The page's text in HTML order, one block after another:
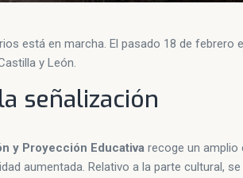
está en marcha. El pasado 18 de febrero
y León.
señalización
y Proyección Educativa recoge un amplio
aumentada. Relativo a la parte cultural,